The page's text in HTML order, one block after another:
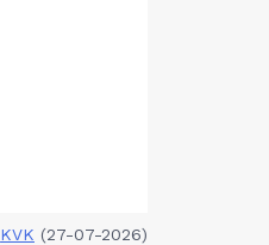
KVK (27-07-2026)